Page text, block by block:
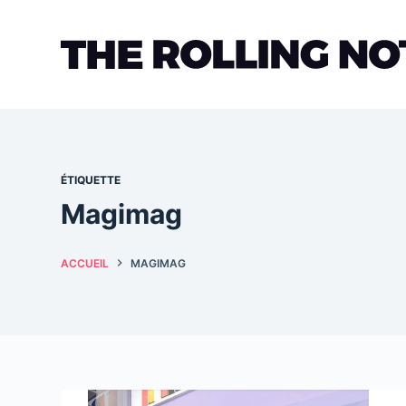
ÉTIQUETTE
Magimag
ACCUEIL MAGIMAG